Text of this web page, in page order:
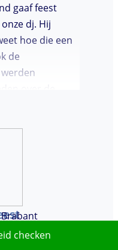
gaaf feest
dj. Hij
hoe die een
de
over de
contact met
checken